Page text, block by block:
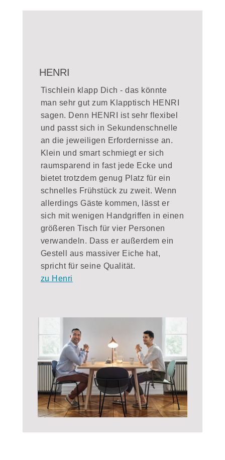
HENRI
Tischlein klapp Dich - das könnte
man sehr gut zum Klapptisch HENRI
sagen. Denn HENRI ist sehr flexibel
und passt sich in Sekundenschnelle
an die jeweiligen Erfordernisse an.
Klein und smart schmiegt er sich
raumsparend in fast jede Ecke und
bietet trotzdem genug Platz für ein
schnelles Frühstück zu zweit. Wenn
allerdings Gäste kommen, lässt er
sich mit wenigen Handgriffen in einen
größeren Tisch für vier Personen
verwandeln. Dass er außerdem ein
Gestell aus massiver Eiche hat,
spricht für seine Qualität.
zu Henri